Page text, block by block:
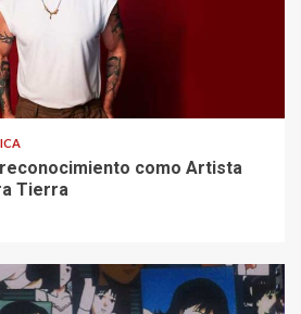
como Artista
Tierra